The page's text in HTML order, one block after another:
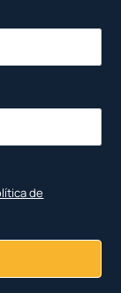
de